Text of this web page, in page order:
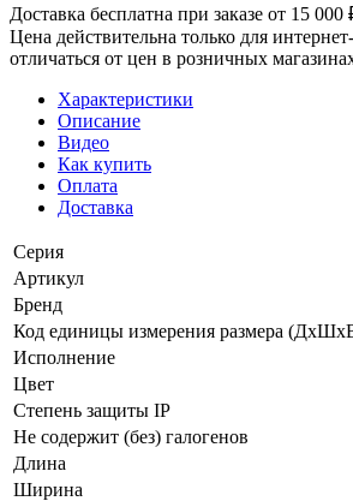
Доставка бесплатна при заказе от 15 000
Цена действительна только для
отличаться от цен в розничных
Характеристики
Описание
Видео
Как купить
Оплата
Доставка
Серия
Артикул
Бренд
Код единицы измерения размера
Исполнение
Цвет
Степень защиты IP
Не содержит (без) галогенов
Длина
Ширина